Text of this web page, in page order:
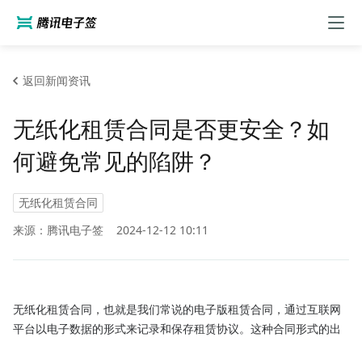
返回新闻资讯
无纸化租赁合同是否更安全？如
何避免常见的陷阱？
无纸化租赁合同
来源：腾讯电子签
2024-12-12 10:11
无纸化租赁合同，也就是我们常说的电子版租赁合同，通过互联网
平台以电子数据的形式来记录和保存租赁协议。这种合同形式的出